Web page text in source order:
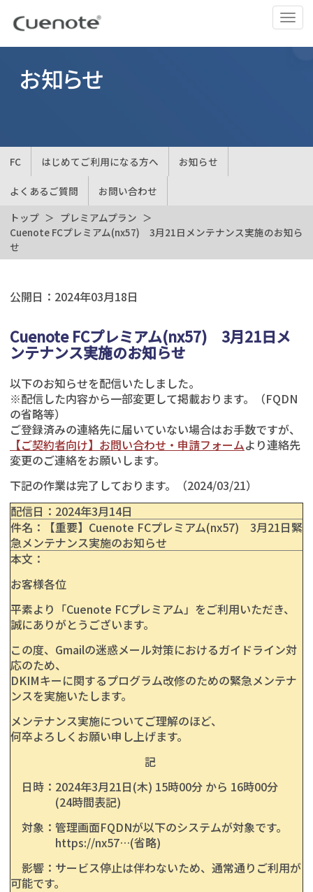
ナ
ビ
ゲ
切
お知らせ
FC はじめてご利用になる方へ お知らせ
よくあるご質問
お問い合わせ
トップ
プレミアムプラン
Cuenote FCプレミアム(nx57) 3月21日メンテナンス実施のお知ら
せ
公開日： 2024年03月18日
Cuenote FCプレミアム(nx57) 3月21日メ
ンテナンス実施のお知らせ
以下のお知らせを配信いたしました。
※配信した内容から一部変更して掲載おります。（FQDN
の省略等）
ご登録済みの連絡先に届いていない場合はお手数ですが、
【ご契約者向け】お問い合わせ・申請フォームより連絡先
変更のご連絡をお願いします。
下記の作業は完了しております。（2024/03/21）
配信日： 2024年3月14日
件名：【重要】Cuenote FCプレミアム(nx57) 3月21日緊
急メンテナンス実施のお知らせ
本文：
お客様各位
平素より「Cuenote FCプレミアム」をご利用いただき、
誠にありがとうございます。
この度、Gmailの迷惑メール対策におけるガイドライン対
応のため、
DKIMキーに関するプログラム改修のための緊急メンテナ
ンスを実施いたします。
メンテナンス実施についてご理解のほど、
何卒よろしくお願い申し上げます。
記
日時：2024年3月21日(木) 15時00分 から 16時00分
(24時間表記)
対象：管理画面FQDNが以下のシステムが対象です。
https://nx57…(省略)
影響：サービス停止は伴わないため、通常通りご利用が
可能です。